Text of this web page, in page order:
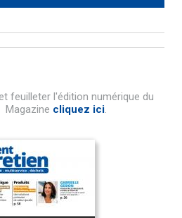
feuilleter l'édition numérique du
Magazine cliquez ici.